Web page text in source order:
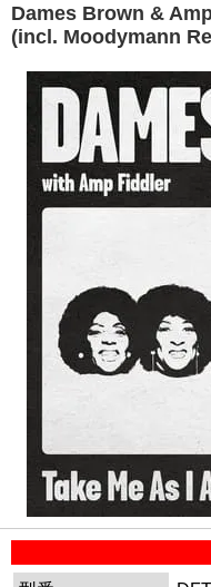
Dames Brown &
(incl. Moodymann